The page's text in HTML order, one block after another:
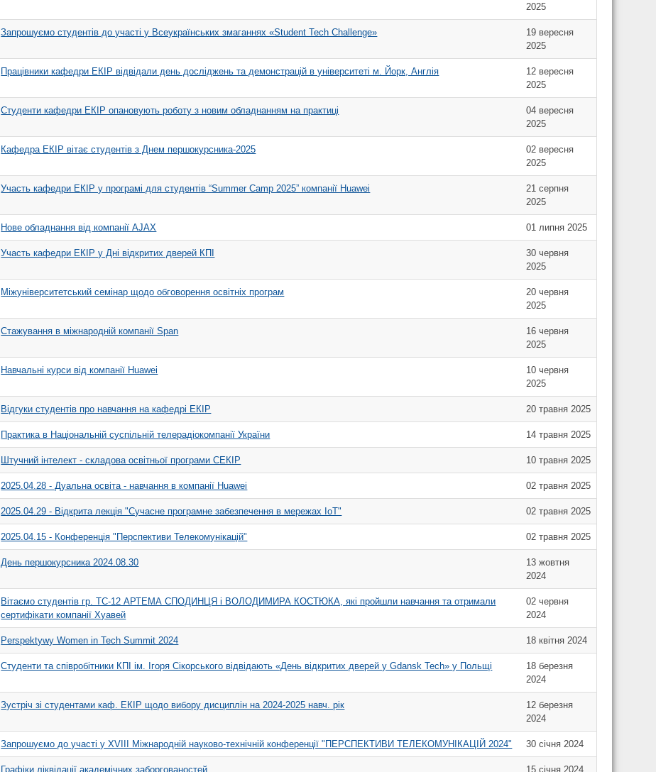
2025
Запрошуємо студентів до участі у Всеукраїнських змаганнях «Student Tech Challenge»
19 вересня
2025
Працівники кафедри ЕКІР відвідали день досліджень та демонстрацій в університеті м. Йорк, Англія
12 вересня
2025
Студенти кафедри ЕКІР опановують роботу з новим обладнанням на практиці
04 вересня
2025
Кафедра ЕКІР вітає студентів з Днем першокурсника-2025
02 вересня
2025
Участь кафедри ЕКІР у програмі для студентів “Summer Camp 2025” компанії Huawei
21 серпня
2025
Нове обладнання від компанії AJAX 01 липня 2025
Участь кафедри ЕКІР у Дні відкритих дверей КПІ
30 червня
2025
Міжуніверситетський семінар щодо обговорення освітніх програм
20 червня
2025
Стажування в міжнародній компанії Span
16 червня
2025
Навчальні курси від компанії Huawei
10 червня
2025
Відгуки студентів про навчання на кафедрі ЕКІР 20 травня 2025
Практика в Національній суспільній телерадіокомпанії України 14 травня 2025
Штучний інтелект - складова освітньої програми СЕКІР 10 травня 2025
2025.04.28 - Дуальна освіта - навчання в компанії Huawei 02 травня 2025
2025.04.29 - Відкрита лекція "Сучасне програмне забезпечення в мережах ІоТ" 02 травня 2025
2025.04.15 - Конференція "Перспективи Телекомунікацій" 02 травня 2025
День першокурсника 2024.08.30
13 жовтня
2024
Вітаємо студентів гр. ТС-12 АРТЕМА СПОДИНЦЯ і ВОЛОДИМИРА КОСТЮКА, які пройшли навчання та отримали
сертифікати компанії Хуавей
02 червня
2024
Perspektywy Women in Tech Summit 2024 18 квітня 2024
Студенти та співробітники КПІ ім. Ігоря Сікорського відвідають «День відкритих дверей у Gdansk Tech» у Польщі
18 березня
2024
Зустріч зі студентами каф. ЕКІР щодо вибору дисциплін на 2024-2025 навч. рік
12 березня
2024
Запрошуємо до участі у ХVІIІ Міжнародній науково-технічній конференції "ПЕРСПЕКТИВИ ТЕЛЕКОМУНІКАЦІЙ 2024" 30 січня 2024
Графіки ліквідації академічних заборгованостей 15 січня 2024